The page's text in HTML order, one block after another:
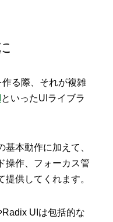
る際、それが複雑
といったUIライブラ
本動作に加えて、
操作、フォーカス管
供してくれます。
UIは包括的な